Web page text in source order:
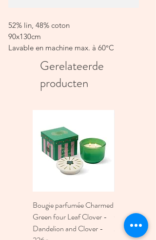
52% lin, 48% coton
90x130cm
Lavable en machine max. à 60°C
Eau de javel interdite
Repasser max. à 150°C
Séchage en machine basse température
Gerelateerde
producten
Bougie parfumée Charmed
Green four Leaf Clover -
Dandelion and Clover -
Oz./118Ml
Moon